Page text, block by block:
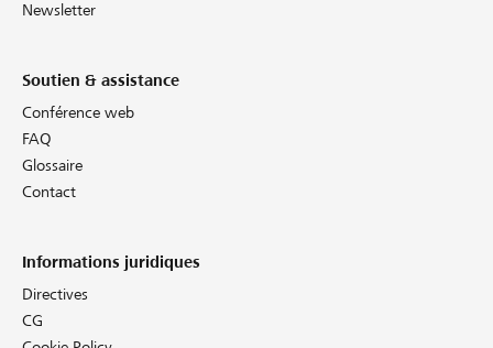
Newsletter
Soutien & assistance
Conférence web
FAQ
Glossaire
Contact
Informations juridiques
Directives
CG